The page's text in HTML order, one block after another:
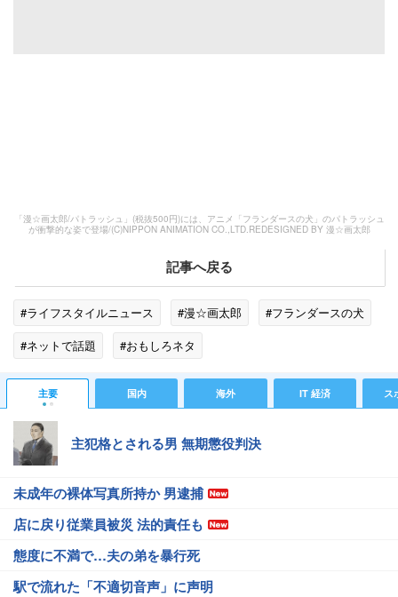
「漫☆画太郎/パトラッシュ」(税抜500円)には、アニメ「フランダースの犬」のパトラッシュ
が衝撃的な姿で登場/(C)NIPPON ANIMATION CO.,LTD.REDESIGNED BY 漫☆画太郎
記事へ戻る
#ライフスタイルニュース #漫☆画太郎
#フランダースの犬
#ネットで話題
#おもしろネタ
主要 国内 海外 IT 経済 ス
主犯格とされる男 無期懲役判決
未成年の裸体写真所持か 男逮捕
店に戻り従業員被災 法的責任も
態度に不満で…夫の弟を暴行死
駅で流れた「不適切音声」に声明